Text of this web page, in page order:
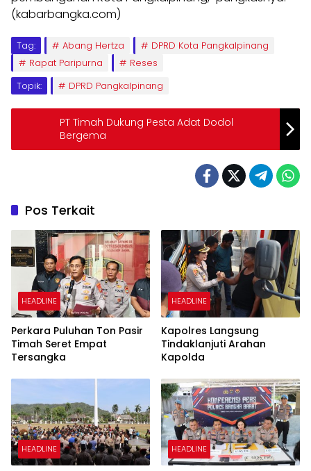
(kabarbangka.com)
Tag: Abang Hertza
DPRD Kota Pangkalpinang
Rapat Paripurna
Reses
Topik:
DPRD Pangkalpinang
PT Timah Dukung Pesta Adat Dodol
Bergema
Pos Terkait
HEADLINE
Perkara Puluhan Ton Pasir
Timah Seret Empat
Tersangka
HEADLINE
Kapolres Langsung
Tindaklanjuti Arahan
Kapolda
HEADLINE HEADLINE